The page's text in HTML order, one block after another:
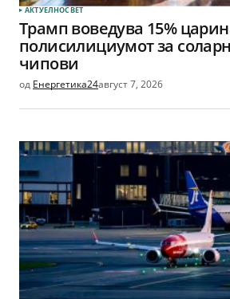
АКТУЕЛНОСВЕТ
Трамп воведува 15%
полисилициумот за
чипови
од Енергетика24август 7, 2026